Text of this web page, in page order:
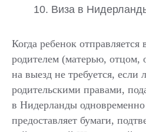
10. Виза в
Когда ребенок отправляется
родителем (матерью, отцом,
на выезд не требуется, если
родительскими правами,
в Нидерланды
предоставляет бумаги,